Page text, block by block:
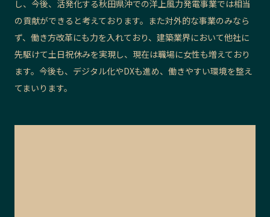
し、今後、活発化する秋田県沖での洋上風力発電事業では相当
の貢献ができると考えております。また対外的な事業のみなら
ず、働き方改革にも力を入れており、建築業界において他社に
先駆けて土日祝休みを実現し、現在は職場に女性も増えており
ます。今後も、デジタル化やDXも進め、働きやすい環境を整え
てまいります。